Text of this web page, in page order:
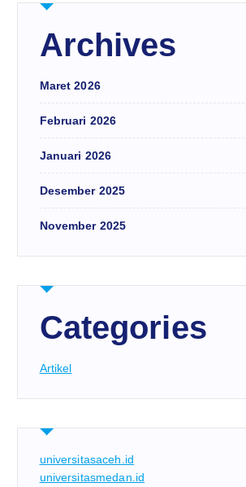
Archives
Maret 2026
Februari 2026
Januari 2026
Desember 2025
November 2025
Categories
Artikel
universitasaceh.id
universitasmedan.id